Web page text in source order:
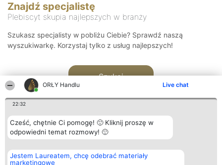
ORŁY Handlu Live chat
22:32
Cześć, chętnie Ci pomogę! 🙂 Kliknij proszę w
odpowiedni temat rozmowy! 🙂
Jestem Laureatem, chcę odebrać materiały
marketingowe
Znajdź specjalistę
Plebiscyt skupia najlepszych w branży
Szukasz specjalisty w pobliżu Ciebie? Sprawdź naszą
wyszukiwarkę. Korzystaj tylko z usług najlepszych!
Szukaj
Organizator plebiscytu
Bright Side Solutions sp. z o.
o. sp. k.
Plebiscyt
Laureaci
Kontakt
Kontakt